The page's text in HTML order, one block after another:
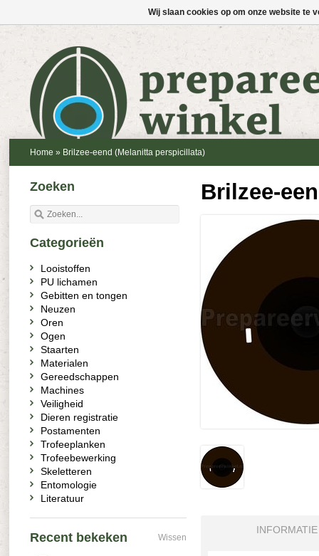
Home » Brilzee-eend (Melanitta perspicillata)
Brilzee-
INFORMATIE
Zoeken
Categorieën
Looistoffen
PU lichamen
Gebitten en tongen
Neuzen
Oren
Ogen
Staarten
Materialen
Gereedschappen
Machines
Veiligheid
Dieren registratie
Postamenten
Trofeeplanken
Trofeebewerking
Skeletteren
Entomologie
Literatuur
Recent bekeken Wissen
Wij slaan cookies op om onze website te